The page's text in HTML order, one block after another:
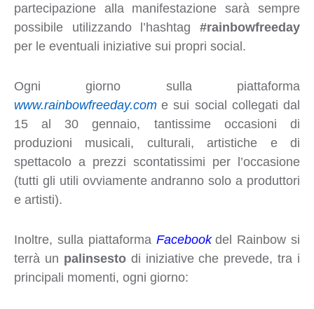
partecipazione alla manifestazione sarà sempre
possibile utilizzando l’hashtag #rainbowfreeday
per le eventuali iniziative sui propri social.
Ogni giorno sulla piattaforma
www.rainbowfreeday.com e sui social collegati dal
15 al 30 gennaio, tantissime occasioni di
produzioni musicali, culturali, artistiche e di
spettacolo a prezzi scontatissimi per l’occasione
(tutti gli utili ovviamente andranno solo a produttori
e artisti).
Inoltre, sulla piattaforma Facebook del Rainbow si
terrà un palinsestodi iniziative che prevede, tra i
principali momenti, ogni giorno: